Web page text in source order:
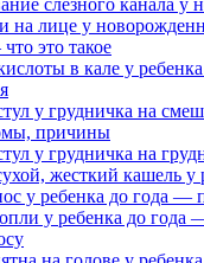
на лице у
это такое
в кале у
у грудничка на
причины
у грудничка на
жесткий кашель у
у ребенка до года —
у ребенка до года